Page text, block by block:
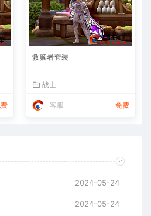
救赎者套装
战士
客服 免费
2024-05-24
2024-05-24